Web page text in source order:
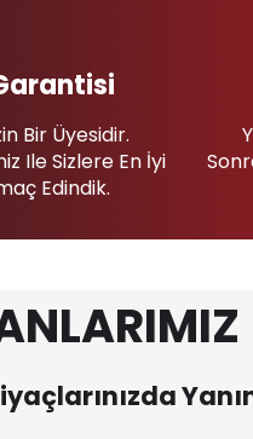
Bir Üyesidir.
Ile Sizlere En İyi
Edindik.